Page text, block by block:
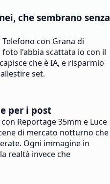
che sembrano senza
con Grana di
l'abbia scattata io con il
che è IA, e risparmio
set.
per i post
Reportage 35mm e Luce
di mercato notturno che
Ogni immagine in
realtà invece che